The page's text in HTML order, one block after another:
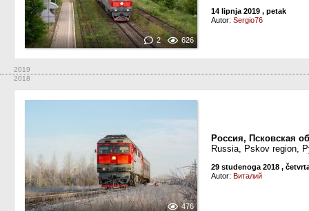
2 626
14 lipnja 2019 , petak
Autor: Sergio76
2019
2018
476
Россия, Псковская
Russia, Pskov region,
29 studenoga 2018 ,
Autor: Виталий